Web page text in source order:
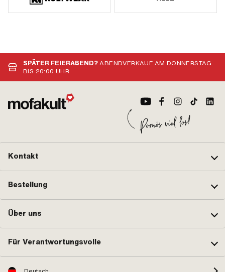
SPÄTER FEIERABEND?ABENDVERKAUF AM DONNERSTAG
BIS 20:00 UHR
Kontakt
Bestellung
Über uns
Für Verantwortungsvolle